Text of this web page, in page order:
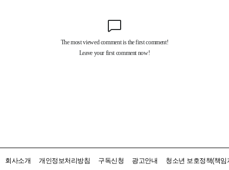
회사소개 개인정보처리방침 구독신청 광고안내 청소년 보호정책(책임